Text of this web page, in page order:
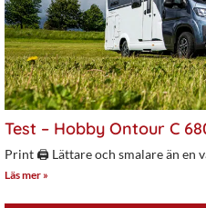
Test – Hobby Ontour C
Print 🖨 Lättare och smalare än en
Läs mer »